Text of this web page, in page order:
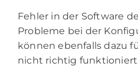
Fehler in der Software
Probleme bei der
können ebenfalls dazu
nicht richtig